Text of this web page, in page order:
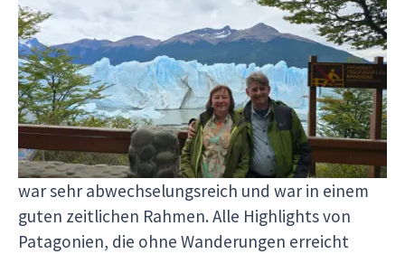
Die Reise hat meine schon hohen Erwartungen
übertroffen
Die Reise hat meine schon hohen Erwartungen
übertroffen. Wir hatten in Magali eine
hervorragende Reiseleiterin, bei der keine
Wünsche offen geblieben sind. Das Programm
war sehr abwechselungsreich und war in einem
guten zeitlichen Rahmen. Alle Highlights von
Patagonien, die ohne Wanderungen erreicht